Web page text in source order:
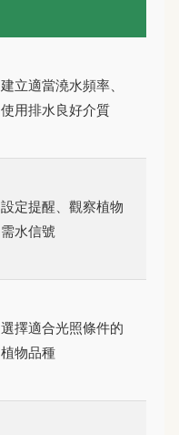
建立適當澆水頻率、
使用排水良好介質
設定提醒、觀察植物
需水信號
選擇適合光照條件的
植物品種